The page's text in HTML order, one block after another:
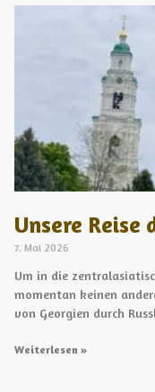
Unsere Reise
7. Mai 2026
Um in die
momentan keinen
von Georgien durch
Weiterlesen »